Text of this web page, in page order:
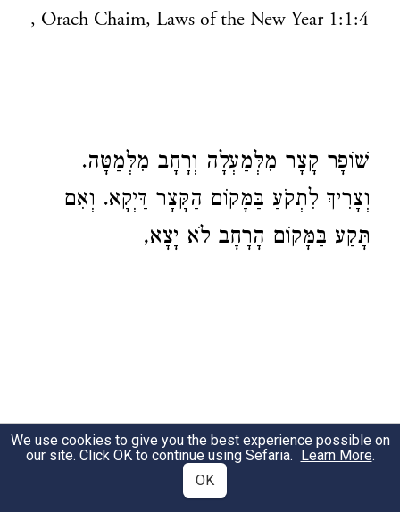
, Orach Chaim, Laws of the New Year 1:1:4
שׁוֹפָר קָצָר מִלְּמַעְלָה וְרָחָב מִלְּמַטָּה.
וְצָרִיךְ לִתְקֹעַ בַּמָּקוֹם הַקָּצָר דַּיְקָא. וְאִם
תָּקַע בַּמָּקוֹם הָרָחָב לֹא יָצָא,
…וְצָרִיךְ לִתְקֹעַ וּלְהוֹצִיא הַקּוֹל הַשּׁוֹפָר,
שֶׁהוּא קוֹל אֱמֶת, מִמָּקוֹם הַצַּר דַּיְקָא וְאָז
We use cookies to give you the best experience possible on
our site. Click OK to continue using Sefaria. Learn More.
OK